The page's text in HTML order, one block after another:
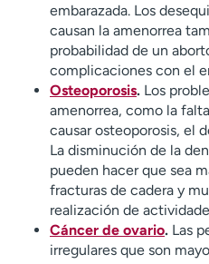
embarazada. Los
causan la amenorrea
probabilidad de un
complicaciones con el
Osteoporosis. Los
amenorrea, como la
causar osteoporosis, el
La disminución de la
pueden hacer que sea
fracturas de cadera y
realización de
Cáncer de ovario. Las
irregulares que son